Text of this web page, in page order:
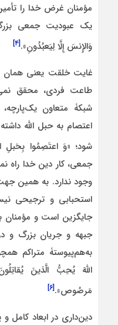
مؤمنان غرض خدا را
یک عبودیت جمعی
وَالإِنسَ إِلَّا لِیَعبُدُونِ».[۴]
غایت خلقت یعنی همان
طاعت فردی، محقق
شبکۀ متعاون
اعتصام به حبل الله
شود؛ «وَ اعتَصِمُوا بِحَبلِ
جمعی، کار دین خدا راه
وجود ندارد. به همین
استحبابی و ترجیحی
جایگزین است و مؤمنان
جبهه و جریان بزرگ و
به‌هم‌پیوستۀ متراکم
اللَّهَ یُحِبُّ الَّذینَ
مَرصُوص‏».[۶]
دین‌داری در ابعاد کامل